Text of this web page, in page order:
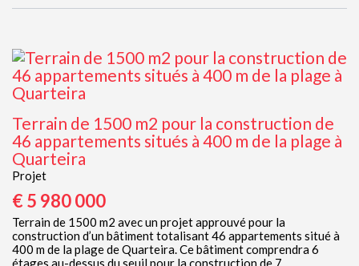
Terrain de 1500 m2 pour la construction de
46 appartements situés à 400 m de la plage à
Quarteira
Projet
€ 5 980 000
Terrain de 1500 m2 avec un projet approuvé pour la
construction d’un bâtiment totalisant 46 appartements situé à
400 m de la plage de Quarteira. Ce bâtiment comprendra 6
étages au-dessus du seuil pour la construction de 7